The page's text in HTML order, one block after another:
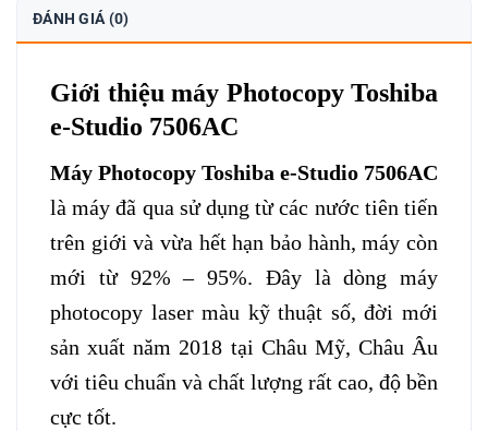
ĐÁNH GIÁ (0)
Giới thiệu máy Photocopy Toshiba
e-Studio 7506AC
Máy Photocopy Toshiba e-Studio 7506AC
là máy đã qua sử dụng từ các nước tiên tiến
trên giới và vừa hết hạn bảo hành, máy còn
mới từ 92% – 95%. Đây là dòng máy
photocopy laser màu kỹ thuật số, đời mới
sản xuất năm 2018 tại Châu Mỹ, Châu Âu
với tiêu chuẩn và chất lượng rất cao, độ bền
cực tốt.